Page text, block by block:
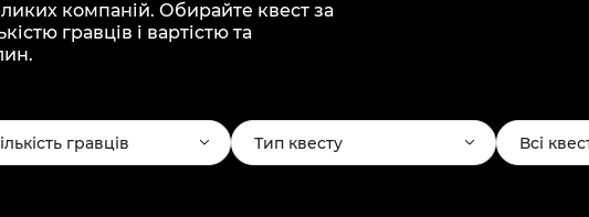
компаній. Обирайте квест за
гравців і вартістю та
гравців Тип квесту Всі